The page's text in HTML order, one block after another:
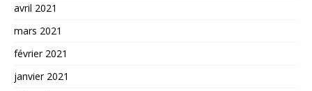
avril 2021
mars 2021
février 2021
janvier 2021